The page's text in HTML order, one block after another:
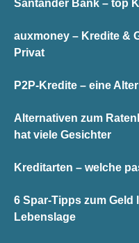
Santander Bank – top
auxmoney – Kredite &
Privat
P2P-Kredite – eine
Alternativen zum
hat viele Gesichter
Kreditarten – welche
6 Spar-Tipps zum
Lebenslage